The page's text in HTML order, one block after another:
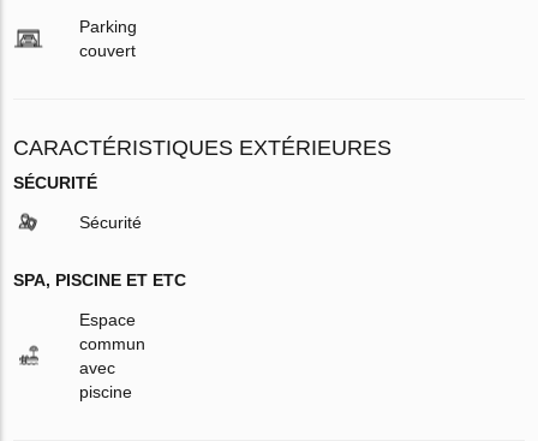
Parking
couvert
CARACTÉRISTIQUES EXTÉRIEURES
SÉCURITÉ
Sécurité
SPA, PISCINE ET ETC
Espace
commun
avec
piscine